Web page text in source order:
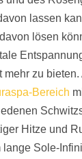
lassen
lösen
zu
Bereich
Hitze und
lange Sole-